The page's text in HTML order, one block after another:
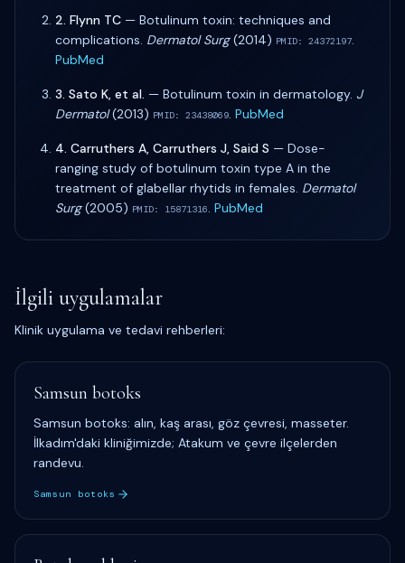
2. Flynn TC — Botulinum toxin: techniques and
complications. Dermatol Surg(2014) PMID: 24372197.
PubMed
3. Sato K, et al. — Botulinum toxin in dermatology. J
Dermatol(2013) PMID: 23438069. PubMed
4. Carruthers A, Carruthers J, Said S — Dose-
ranging study of botulinum toxin type A in the
treatment of glabellar rhytids in females. Dermatol
Surg(2005) PMID: 15871316. PubMed
İlgili uygulamalar
Klinik uygulama ve tedavi rehberleri:
Samsun botoks
Samsun botoks: alın, kaş arası, göz çevresi, masseter.
İlkadım'daki kliniğimizde; Atakum ve çevre ilçelerden
randevu.
Samsun botoks